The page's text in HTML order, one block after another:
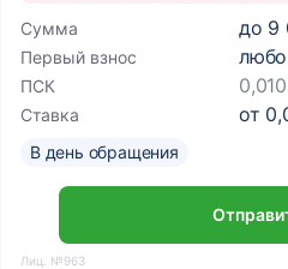
Сумма до 9
Первый взнос
ПСК
Ставка от
В день обращения
Лиц. №963